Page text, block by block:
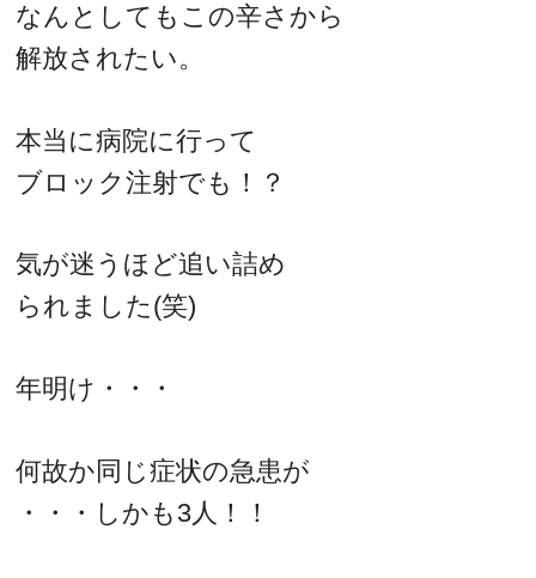
なんとしてもこの辛さから
解放されたい。
本当に病院に行って
ブロック注射でも！？
気が迷うほど追い詰め
られました(笑)
年明け・・・
何故か同じ症状の急患が
・・・しかも3人！！